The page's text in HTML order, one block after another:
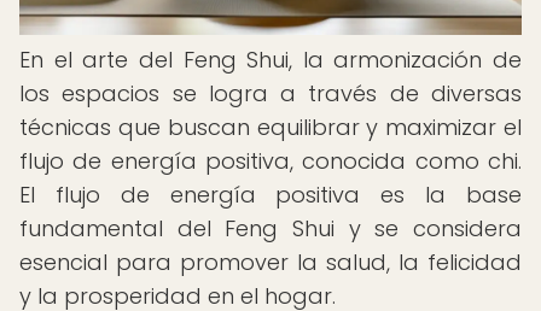
En el arte del Feng Shui, la armonización de
los espacios se logra a través de diversas
técnicas que buscan equilibrar y maximizar el
flujo de energía positiva, conocida como chi.
El flujo de energía positiva es la base
fundamental del Feng Shui y se considera
esencial para promover la salud, la felicidad
y la prosperidad en el hogar.